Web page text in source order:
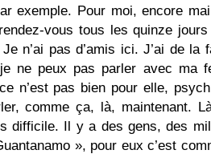
exemple. Pour moi, encore
rendez-vous tous les quinze
n’ai pas d’amis ici. J’ai de
ne peux pas parler avec ma
n’est pas bien pour elle,
comme ça, là, maintenant.
difficile. Il y a des gens, des
», pour eux c’est